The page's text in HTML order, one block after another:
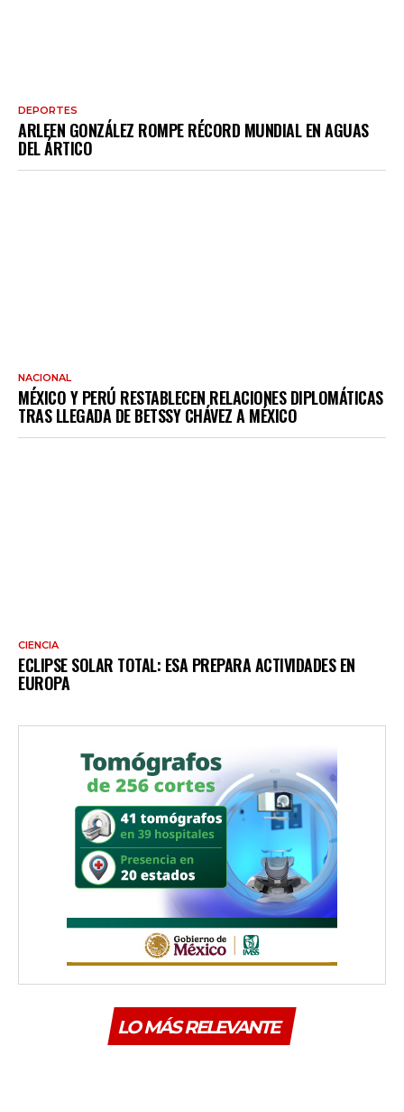
DEPORTES
ARLEEN GONZÁLEZ ROMPE RÉCORD MUNDIAL EN AGUAS
DEL ÁRTICO
NACIONAL
MÉXICO Y PERÚ RESTABLECEN RELACIONES DIPLOMÁTICAS
TRAS LLEGADA DE BETSSY CHÁVEZ A MÉXICO
CIENCIA
ECLIPSE SOLAR TOTAL: ESA PREPARA ACTIVIDADES EN
EUROPA
LO MÁS RELEVANTE